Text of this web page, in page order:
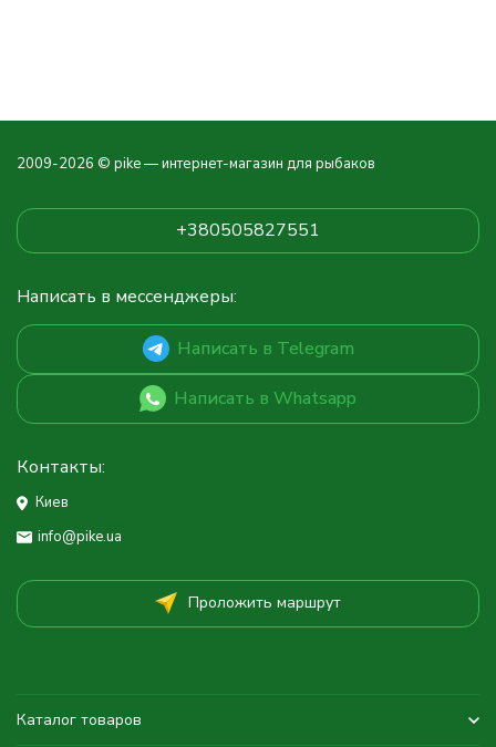
2009-2026 © pike — интернет-магазин для рыбаков
+380505827551
Написать в мессенджеры:
Написать в Telegram
Написать в Whatsapp
Контакты:
Киев
info@pike.ua
Проложить маршрут
Каталог товаров